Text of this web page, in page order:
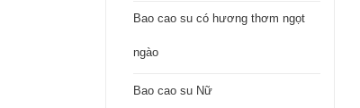
Bao cao su có hương thơm ngọt
ngào
Bao cao su Nữ